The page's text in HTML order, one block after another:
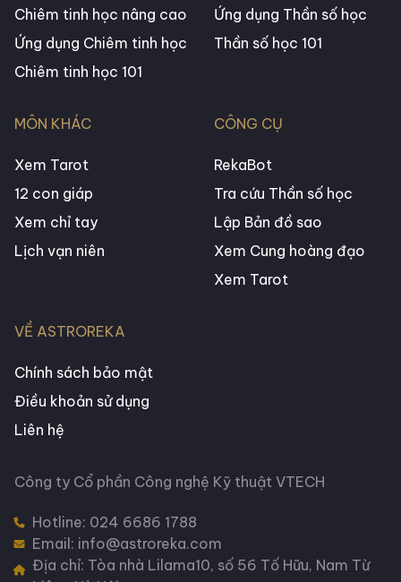
Chiêm tinh học nâng cao
Ứng dụng Chiêm tinh học
Chiêm tinh học 101
Ứng dụng Thần số học
Thần số học 101
MÔN KHÁC
Xem Tarot
12 con giáp
Xem chỉ tay
Lịch vạn niên
CÔNG CỤ
RekaBot
Tra cứu Thần số học
Lập Bản đồ sao
Xem Cung hoàng đạo
Xem Tarot
VỀ ASTROREKA
Chính sách bảo mật
Điều khoản sử dụng
Liên hệ
Công ty Cổ phần Công nghệ Kỹ thuật VTECH
Hotline: 024 6686 1788
Email: info@astroreka.com
Địa chỉ: Tòa nhà Lilama10, số 56 Tố Hữu, Nam Từ